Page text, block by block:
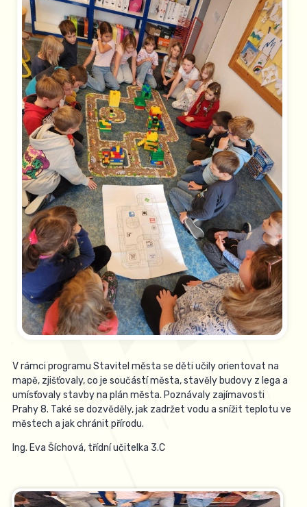
V rámci programu Stavitel města se děti učily orientovat na
mapě, zjišťovaly, co je součástí města, stavěly budovy z lega a
umísťovaly stavby na plán města. Poznávaly zajímavosti
Prahy 8. Také se dozvěděly, jak zadržet vodu a snížit teplotu ve
městech a jak chránit přírodu.
Ing. Eva Šíchová, třídní učitelka 3.C